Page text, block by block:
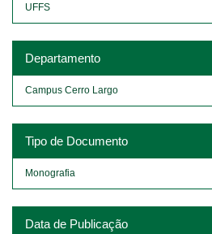
UFFS
Departamento
Campus Cerro Largo
Tipo de Documento
Monografia
Data de Publicação